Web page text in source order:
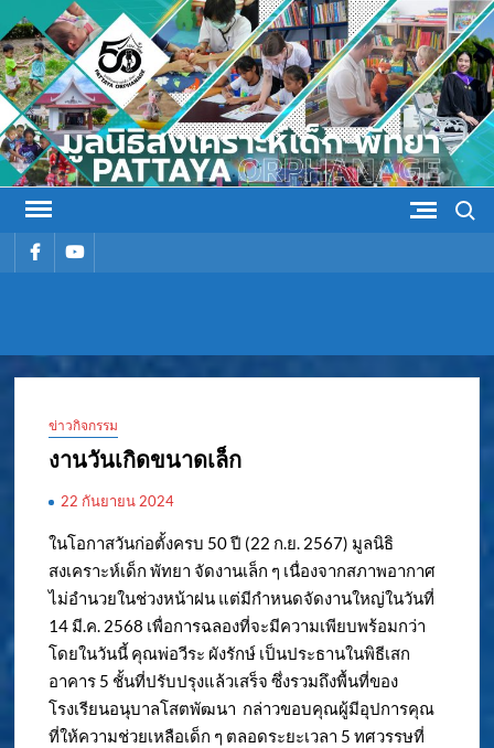
Skip
to
content
รายการรายการ
สงเคราะห์
ข่าวกิจกรรม
งานวันเกิดขนาดเล็ก
22 กันยายน 2024
ในโอกาสวันก่อตั้งครบ 50 ปี (22 ก.ย. 2567) มูลนิธิ
สงเคราะห์เด็ก พัทยา จัดงานเล็ก ๆ เนื่องจากสภาพอากาศ
ไม่อำนวยในช่วงหน้าฝน แต่มีกำหนดจัดงานใหญ่ในวันที่
14 มี.ค. 2568 เพื่อการฉลองที่จะมีความเพียบพร้อมกว่า
โดยในวันนี้ คุณพ่อวีระ ผังรักษ์ เป็นประธานในพิธีเสก
อาคาร 5 ชั้นที่ปรับปรุงแล้วเสร็จ ซึ่งรวมถึงพื้นที่ของ
โรงเรียนอนุบาลโสตพัฒนา กล่าวขอบคุณผู้มีอุปการคุณ
ที่ให้ความช่วยเหลือเด็ก ๆ ตลอดระยะเวลา 5 ทศวรรษที่